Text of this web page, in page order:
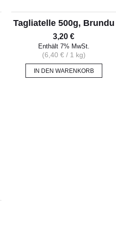
Tagliatelle 500g, Brundu
3,20 €
Enthält 7% MwSt.
(6,40 €/ 1 kg)
IN DEN WARENKORB